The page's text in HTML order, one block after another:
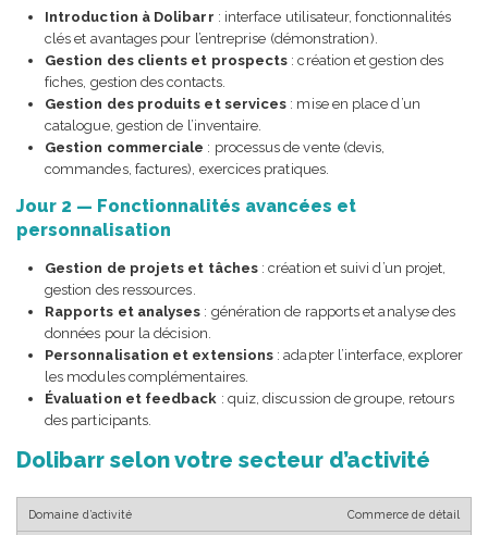
Introduction à Dolibarr : interface utilisateur, fonctionnalités
clés et avantages pour l’entreprise (démonstration).
Gestion des clients et prospects : création et gestion des
fiches, gestion des contacts.
Gestion des produits et services : mise en place d’un
catalogue, gestion de l’inventaire.
Gestion commerciale : processus de vente (devis,
commandes, factures), exercices pratiques.
Jour 2 — Fonctionnalités avancées et
personnalisation
Gestion de projets et tâches: création et suivi d’un projet,
gestion des ressources.
Rapports et analyses : génération de rapports et analyse des
données pour la décision.
Personnalisation et extensions : adapter l’interface, explorer
les modules complémentaires.
Évaluation et feedback : quiz, discussion de groupe, retours
des participants.
Dolibarr selon votre secteur d’activité
Commerce de détail